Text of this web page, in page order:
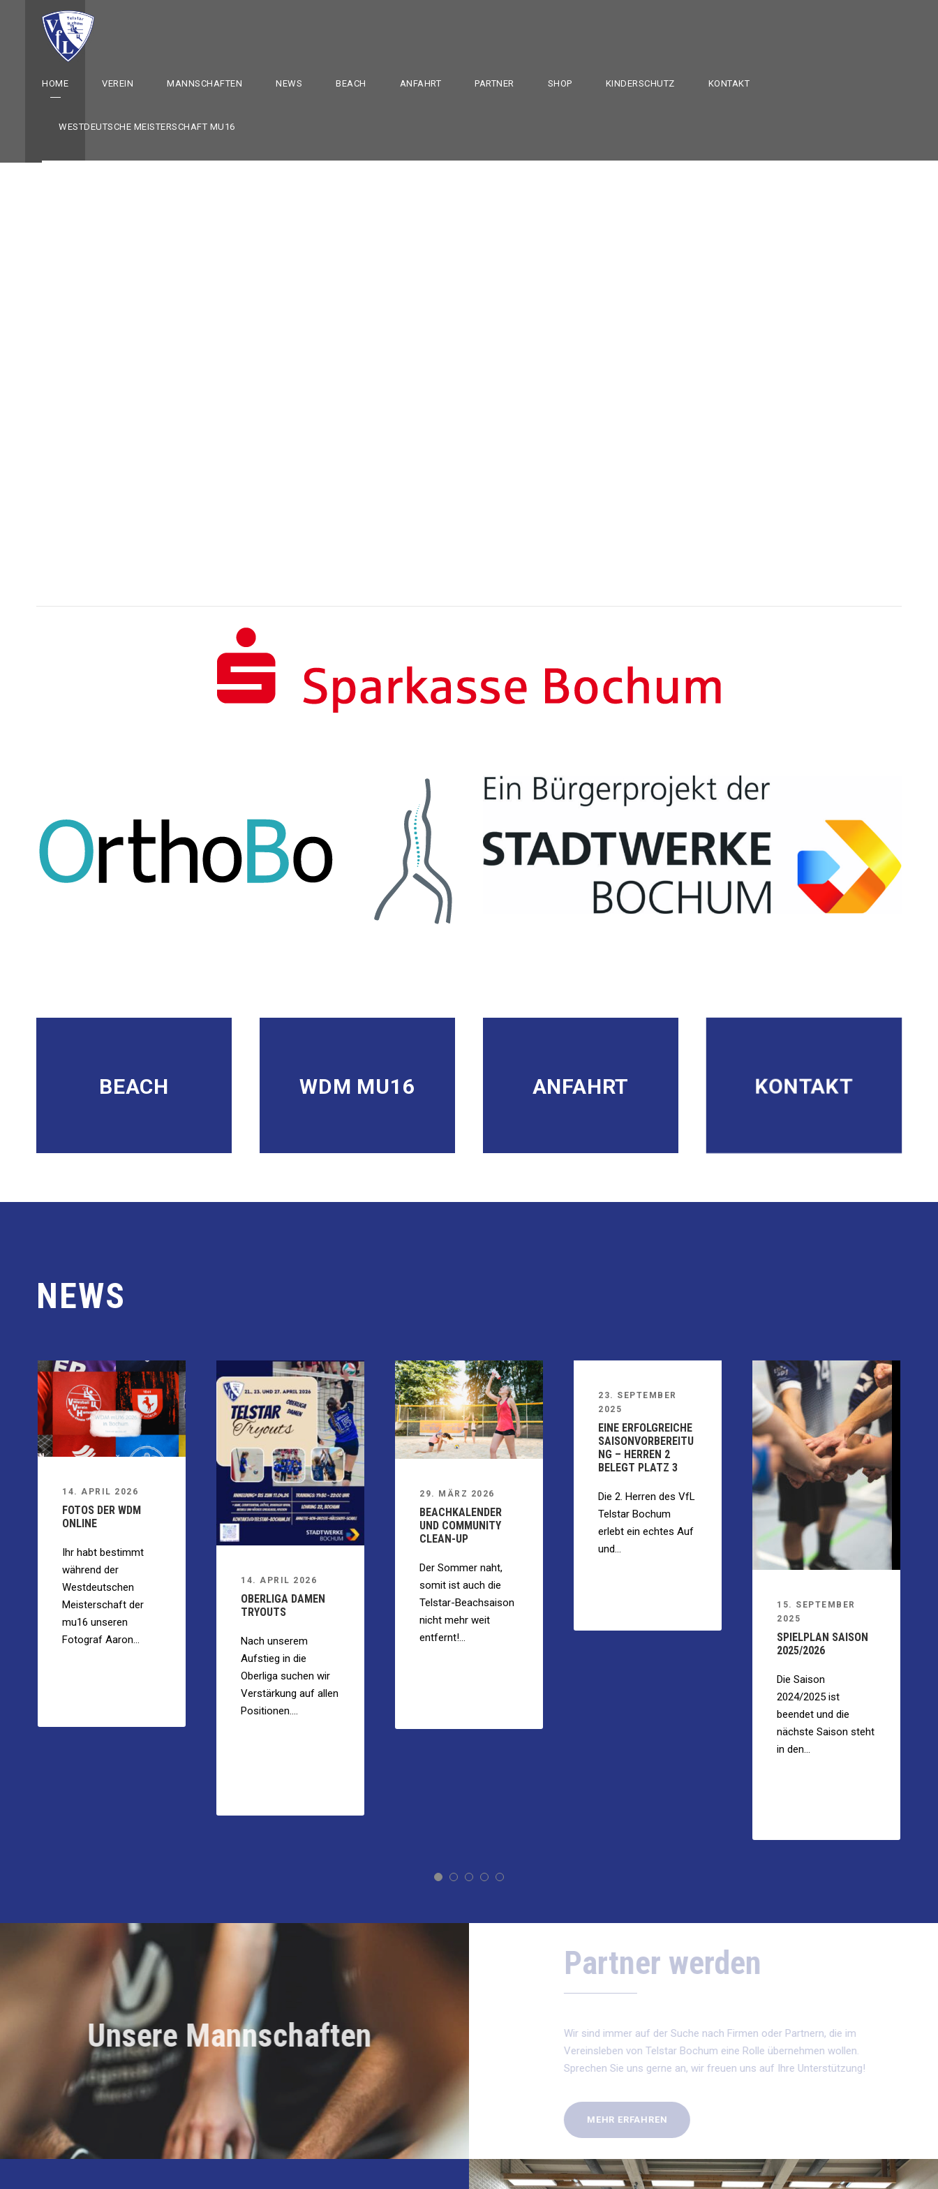
HOME VEREIN MANNSCHAFTEN NEWS BEACH ANFAHRT PARTNER SHOP KINDERSCHUTZ KONTAKT
WESTDEUTSCHE MEISTERSCHAFT MU16
BEACH WDM MU16 ANFAHRT KONTAKT
NEWS
14. APRIL 2026
FOTOS DER WDM
ONLINE
Ihr habt bestimmt
während der
Westdeutschen
Meisterschaft der
mu16 unseren
Fotograf Aaron...
14. APRIL 2026
OBERLIGA DAMEN
TRYOUTS
Nach unserem
Aufstieg in die
Oberliga suchen wir
Verstärkung auf allen
Positionen....
29. MÄRZ 2026
BEACHKALENDER
UND COMMUNITY
CLEAN-UP
Der Sommer naht,
somit ist auch die
Telstar-Beachsaison
nicht mehr weit
entfernt!...
23. SEPTEMBER
2025
EINE ERFOLGREICHE
SAISONVORBEREITU
NG – HERREN 2
BELEGT PLATZ 3
Die 2. Herren des VfL
Telstar Bochum
erlebt ein echtes Auf
und...
15. SEPTEMBER
2025
SPIELPLAN SAISON
2025/2026
Die Saison
2024/2025 ist
beendet und die
nächste Saison steht
in den...
Unsere Mannschaften
Partner werden
Wir sind immer auf der Suche nach Firmen oder Partnern, die im
Vereinsleben von Telstar Bochum eine Rolle übernehmen wollen.
Sprechen Sie uns gerne an, wir freuen uns auf Ihre Unterstützung!
MEHR ERFAHREN